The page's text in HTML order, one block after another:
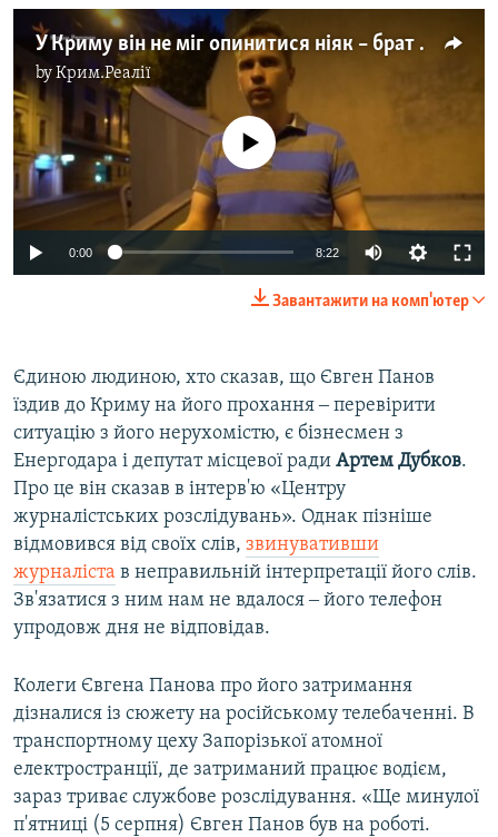
У Криму він не міг опинитися ніяк – брат затриманого Євгена Панова
byКрим.Реалії
No media source currently available
0:00 8:22
Завантажити на комп'ютер
Єдиною людиною, хто сказав, що Євген Панов
їздив до Криму на його прохання ‒ перевірити
ситуацію з його нерухомістю, є бізнесмен з
Енергодара і депутат місцевої ради Артем Дубков.
Про це він сказав в інтерв'ю «Центру
журналістських розслідувань». Однак пізніше
відмовився від своїх слів, звинувативши
журналіста в неправильній інтерпретації його слів.
Зв'язатися з ним нам не вдалося ‒ його телефон
упродовж дня не відповідав.
Колеги Євгена Панова про його затримання
дізналися із сюжету на російському телебаченні. В
транспортному цеху Запорізької атомної
електространції, де затриманий працює водієм,
зараз триває службове розслідування. «Ще минулої
п'ятниці (5 серпня) Євген Панов був на роботі.